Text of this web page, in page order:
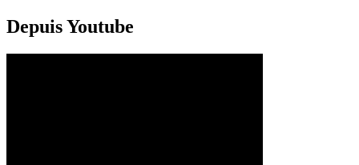
Depuis Youtube